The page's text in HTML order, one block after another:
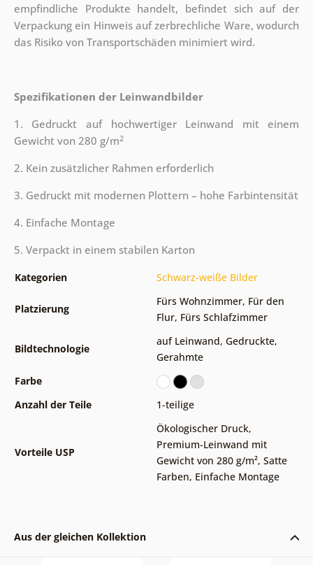
empfindliche Produkte handelt, befindet sich auf der
Verpackung ein Hinweis auf zerbrechliche Ware, wodurch
das Risiko von Transportschäden minimiert wird.
Spezifikationen der Leinwandbilder
1. Gedruckt auf hochwertiger Leinwand mit einem
Gewicht von 280 g/m2
2. Kein zusätzlicher Rahmen erforderlich
3. Gedruckt mit modernen Plottern – hohe Farbintensität
4. Einfache Montage
5. Verpackt in einem stabilen Karton
Kategorien Schwarz-weiße Bilder
Platzierung
Fürs Wohnzimmer, Für den
Flur, Fürs Schlafzimmer
Bildtechnologie
auf Leinwand, Gedruckte,
Gerahmte
Farbe
Anzahl der Teile
1-teilige
Vorteile USP
Ökologischer Druck,
Premium-Leinwand mit
Gewicht von 280 g/m², Satte
Farben, Einfache Montage
Aus der gleichen Kollektion